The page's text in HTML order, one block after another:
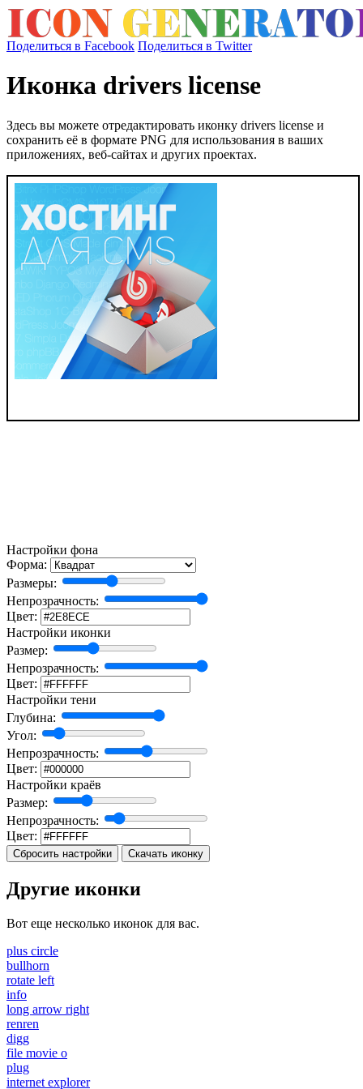
Поделиться в Facebook Поделиться в Twitter
Иконка drivers license
Здесь вы можете отредактировать иконку drivers license и
сохранить её в формате PNG для использования в ваших
приложениях, веб-сайтах и других проектах.
Настройки фона
Форма:
Размеры:
Непрозрачность:
Цвет:
Настройки иконки
Размер:
Непрозрачность:
Цвет:
Настройки тени
Глубина:
Угол:
Непрозрачность:
Цвет:
Настройки краёв
Размер:
Непрозрачность:
Цвет:
Сбросить настройки Скачать иконку
Другие иконки
Вот еще несколько иконок для вас.
plus circle
bullhorn
rotate left
info
long arrow right
renren
digg
file movie o
plug
internet explorer